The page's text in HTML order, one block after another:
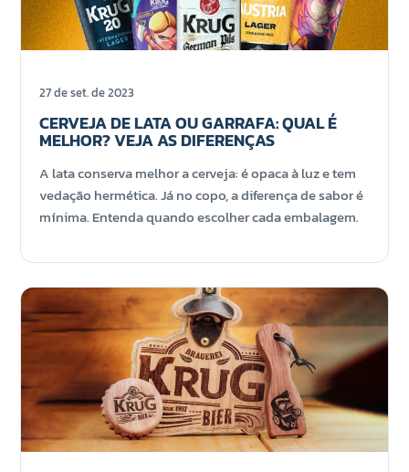
27 de set. de 2023
CERVEJA DE LATA OU GARRAFA: QUAL É
MELHOR? VEJA AS DIFERENÇAS
A lata conserva melhor a cerveja: é opaca à luz e tem
vedação hermética. Já no copo, a diferença de sabor é
mínima. Entenda quando escolher cada embalagem.